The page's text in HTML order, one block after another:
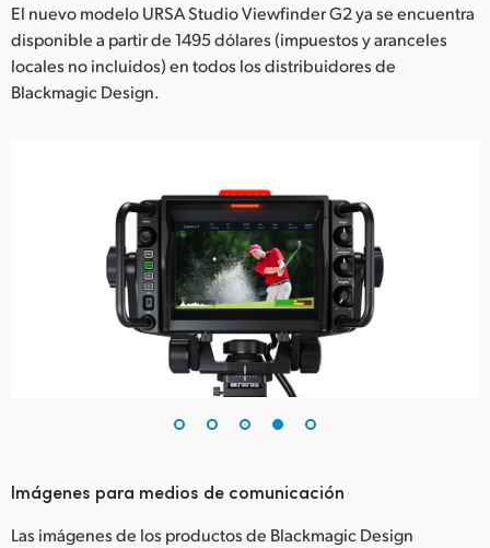
El nuevo modelo URSA Studio Viewfinder G2 ya se encuentra
disponible a partir de 1495 dólares (impuestos y aranceles
locales no incluidos) en todos los distribuidores de
Blackmagic Design.
Imágenes para medios de comunicación
Las imágenes de los productos de Blackmagic Design